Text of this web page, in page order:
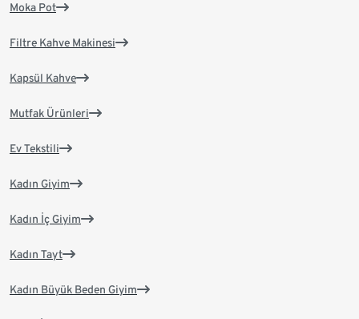
Moka Pot
Filtre Kahve Makinesi
Kapsül Kahve
Mutfak Ürünleri
Ev Tekstili
Kadın Giyim
Kadın İç Giyim
Kadın Tayt
Kadın Büyük Beden Giyim